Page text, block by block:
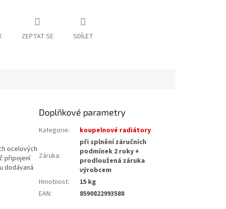
ZEPTAT SE SDÍLET
ocelových
připojení
dodávaná
Doplňkové parametry
Kategorie: koupelnové radiátory
Záruka:
při splnění záručních
podmínek 2 roky +
prodloužená záruka
výrobcem
Hmotnost:
15 kg
EAN: 8590822993588